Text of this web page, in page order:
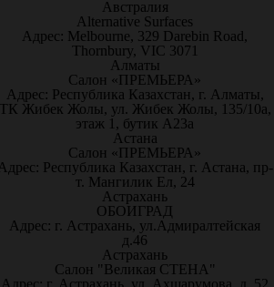
Австралия
Alternative Surfaces
Адрес: Melbourne, 329 Darebin Road,
Thornbury, VIC 3071
Алматы
Салон «ПРЕМЬЕРА»
Адрес: Республика Казахстан, г. Алматы,
Жибек Жолы, ул. Жибек Жолы, 135/10а,
этаж 1, бутик А23а
Астана
Салон «ПРЕМЬЕРА»
Республика Казахстан, г. Астана, пр-
т. Мангилик Ел, 24
Астрахань
ОБОИГРАД
Адрес: г. Астрахань, ул.Адмиралтейская
д.46
Астрахань
Салон "Великая СТЕНА"
Адрес: г. Астрахань, ул. Ахшарумова, д. 52